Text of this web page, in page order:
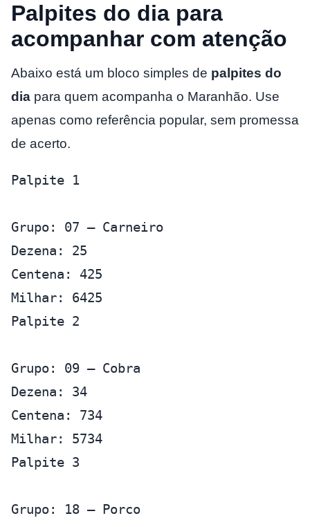
Palpites do dia para
acompanhar com atenção
Abaixo está um bloco simples de palpites do
dia para quem acompanha o Maranhão. Use
apenas como referência popular, sem promessa
de acerto.
Palpite 1
Grupo: 07 – Carneiro
Dezena: 25
Centena: 425
Milhar: 6425
Palpite 2
Grupo: 09 – Cobra
Dezena: 34
Centena: 734
Milhar: 5734
Palpite 3
Grupo: 18 – Porco